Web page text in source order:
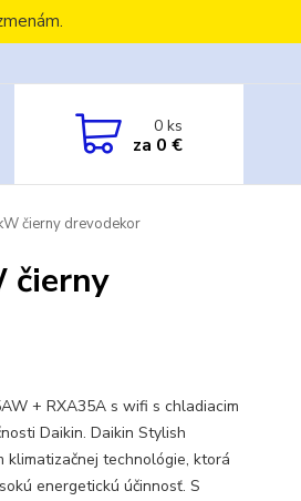
0ks
za 0 €
čierny drevodekor
čierny
+ RXA35A s wifi s chladiacim
Daikin. Daikin Stylish
klimatizačnej technológie, ktorá
energetickú účinnosť. S